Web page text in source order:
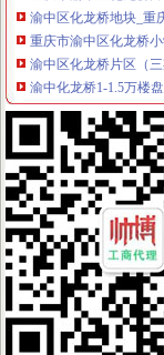
重庆市渝中区化龙桥小
渝中区化龙桥片区（
渝中化龙桥1-1.5万楼
【渝中区化龙桥地税
重庆渝中区化龙桥华
（出件）重庆市渝中
重庆市渝中区分局化龙
解放碑到重庆市渝中
渝中区化龙桥雍江庭8
重庆市渝中区化龙桥
渝中区化龙桥小学校_
重庆农业采摘园_重庆
重庆市·市辖区·渝中
重庆市渝中区化龙桥
渝中区化龙桥地税所